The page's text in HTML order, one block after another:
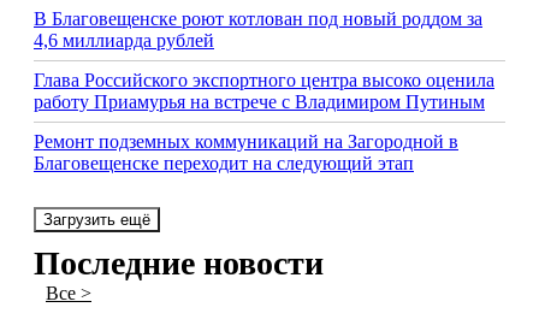
В Благовещенске роют котлован под новый роддом за
4,6 миллиарда рублей
Глава Российского экспортного центра высоко оценила
работу Приамурья на встрече с Владимиром Путиным
Ремонт подземных коммуникаций на Загородной в
Благовещенске переходит на следующий этап
Загрузить ещё
Последние новости
Все >